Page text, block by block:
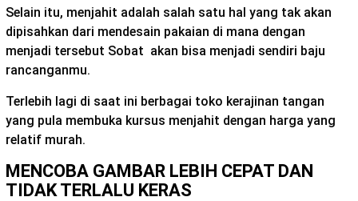
Selain itu, menjahit adalah salah satu hal yang tak akan
dipisahkan dari mendesain pakaian di mana dengan
menjadi tersebut Sobat akan bisa menjadi sendiri baju
rancanganmu.
Terlebih lagi di saat ini berbagai toko kerajinan tangan
yang pula membuka kursus menjahit dengan harga yang
relatif murah.
MENCOBA GAMBAR LEBIH CEPAT DAN
TIDAK TERLALU KERAS